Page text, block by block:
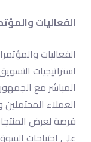
الفعاليات
الفعاليات
استراتيجيات
المباشر مع
العملاء المحتملين
فرصة لعرض
على احتياجات